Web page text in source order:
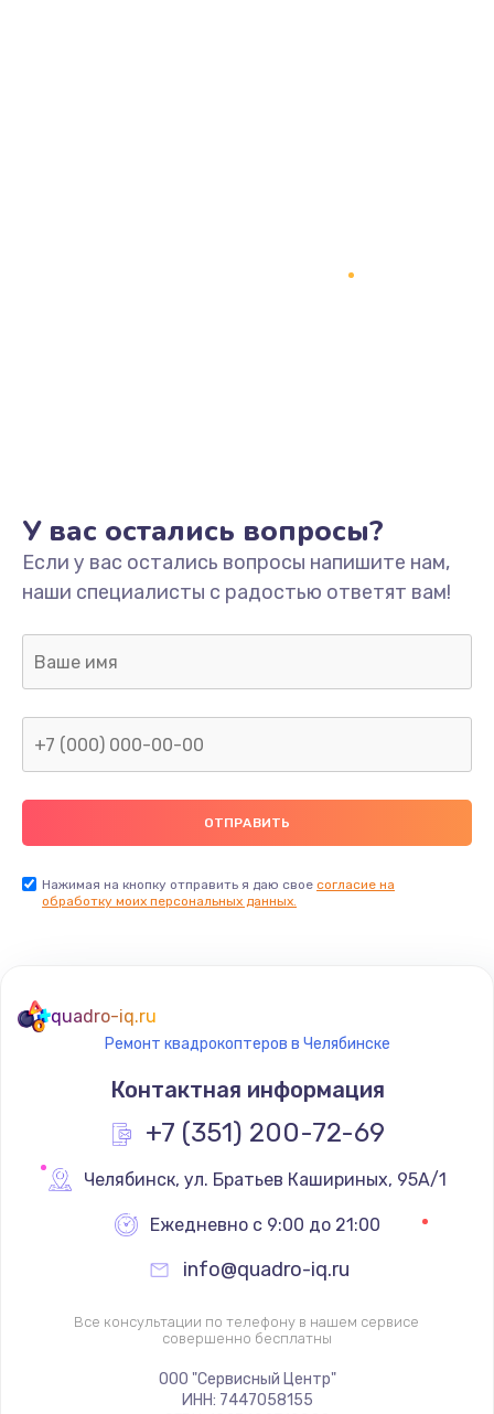
У вас остались вопросы?
Если у вас остались вопросы напишите нам,
наши специалисты с радостью ответят вам!
Нажимая на кнопку отправить я даю свое согласие на
обработку моих персональных данных.
quadro-iq.ru
Ремонт квадрокоптеров в Челябинске
Контактная информация
+7 (351) 200-72-69
Челябинск, ул. Братьев Кашириных, 95А/1
Ежедневно с 9:00 до 21:00
info@quadro-iq.ru
Все консультации по телефону в нашем сервисе
совершенно бесплатны
ООО "Сервисный Центр"
ИНН: 7447058155